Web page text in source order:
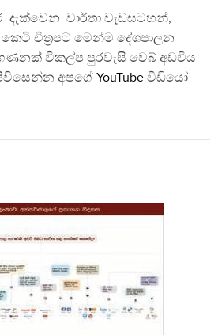
වාර්තා වැඩසටහන්,
චිත්‍රපට මෙන්ම දේශපාලන
ගණනක් විකල්ප පුරවැසි වෙබ් අඩවිය
අපගේ YouTube වීඩියෝ